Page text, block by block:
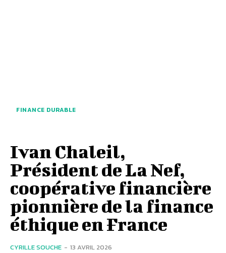
FINANCE DURABLE
Ivan Chaleil,
Président de La Nef,
coopérative financière
pionnière de la finance
éthique en France
CYRILLE SOUCHE - 13 AVRIL 2026